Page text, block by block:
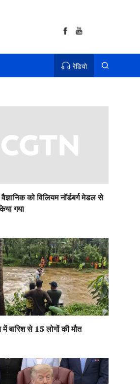
रेडियो
को विलियम नॉर्डबर्ग मेडल से
गया
बारिश से 15 लोगों की मौत